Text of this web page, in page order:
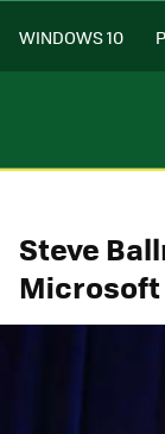
WINDOWS 10
Steve
Microsoft